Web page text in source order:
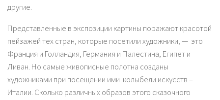
другие.
Представленные в экспозиции картины поражают красотой
пейзажей тех стран, которые посетили художники, — это
Франция и Голландия, Германия и Палестина, Египет и
Ливан. Но самые живописные полотна созданы
художниками при посещении ими колыбели искусств –
Италии. Сколько различных образов этого сказочного